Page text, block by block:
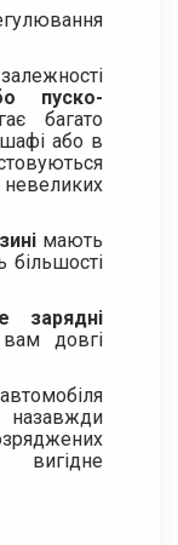
пуско-
багато
або в
мають
більшості
зарядні
довгі
вигідне